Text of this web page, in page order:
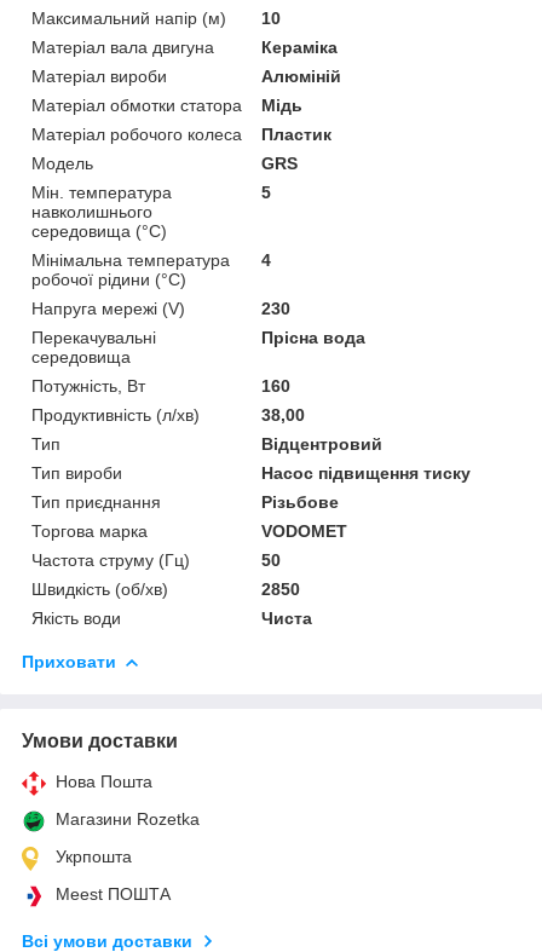
Максимальний напір (м)
10
Матеріал вала двигуна
Кераміка
Матеріал вироби
Алюміній
Матеріал обмотки статора
Мідь
Матеріал робочого колеса
Пластик
Мoдель
GRS
Мін. температура
навколишнього
середовища (°C)
5
Мінімальна температура
робочої рідини (°C)
4
Напруга мережі (V)
230
Перекачувальні
середовища
Прісна вода
Потужність, Вт
160
Продуктивність (л/хв)
38,00
Тип
Відцентровий
Тип вироби
Насос підвищення тиску
Тип приєднання
Різьбове
Торгова марка
VODOMET
Частота струму (Гц)
50
Швидкість (об/хв)
2850
Якість води
Чиста
Приховати
Умови доставки
Нова Пошта
Магазини Rozetka
Укрпошта
Meest ПОШТА
Всі умови доставки